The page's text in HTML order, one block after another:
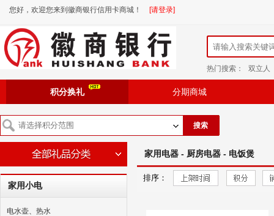
您好，欢迎您来到徽商银行信用卡商城！ [请登录]
热门搜索： 双立人
积分换礼 分期商城
搜索
家用小电
电水壶、热水
家用电器 - 厨房电器 - 电饭煲
排序：